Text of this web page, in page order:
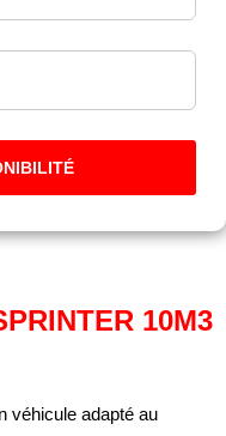
10M3
véhicule adapté au